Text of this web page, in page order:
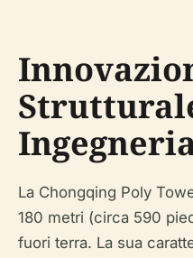
La Chongqing Poly
180 metri (circa 590
fuori terra. La sua